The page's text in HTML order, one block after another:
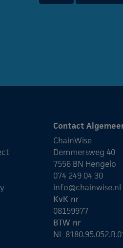
Contact
ChainWise
Demmersweg 40
7556 BN Hengelo
074 249 04 30
info@chainwise.nl
KvK nr
08159977
BTW nr
NL